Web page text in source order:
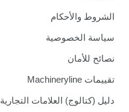
الشروط والأحكام
سياسة الخصوصية
نصائح للأمان
تقييمات Machineryline
دليل (كتالوج) العلامات التجارية